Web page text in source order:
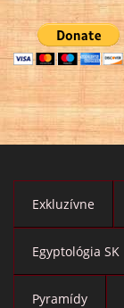
Exkluzívne
Egyptológia SK
Pyramídy